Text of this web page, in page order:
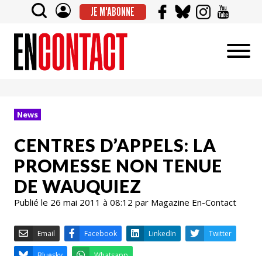
JE M'ABONNE
News
CENTRES D’APPELS: LA
PROMESSE NON TENUE
DE WAUQUIEZ
Publié le 26 mai 2011 à 08:12 par Magazine En-Contact